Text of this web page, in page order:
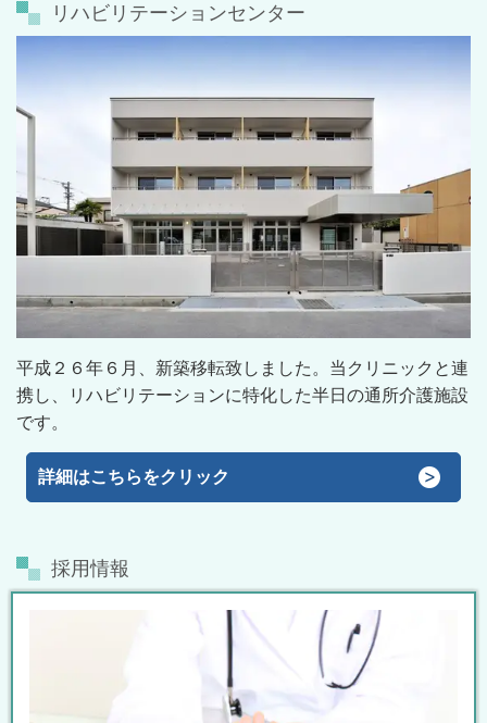
リハビリテーションセンター
平成２６年６月、新築移転致しました。当クリニックと連
携し、リハビリテーションに特化した半日の通所介護施設
です。
詳細はこちらをクリック
採用情報